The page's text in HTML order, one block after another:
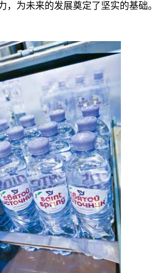
，为未来的发展奠定了坚实的基础。